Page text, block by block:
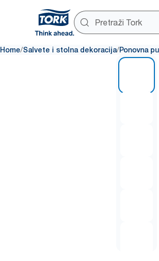
Home/Salvete i stolna dekoracija/Ponovna